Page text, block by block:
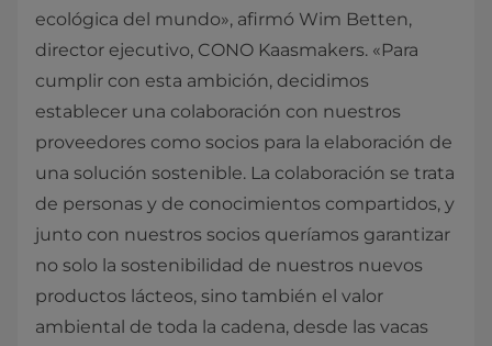
ecológica del mundo», afirmó Wim Betten,
director ejecutivo, CONO Kaasmakers. «Para
cumplir con esta ambición, decidimos
establecer una colaboración con nuestros
proveedores como socios para la elaboración de
una solución sostenible. La colaboración se trata
de personas y de conocimientos compartidos, y
junto con nuestros socios queríamos garantizar
no solo la sostenibilidad de nuestros nuevos
productos lácteos, sino también el valor
ambiental de toda la cadena, desde las vacas